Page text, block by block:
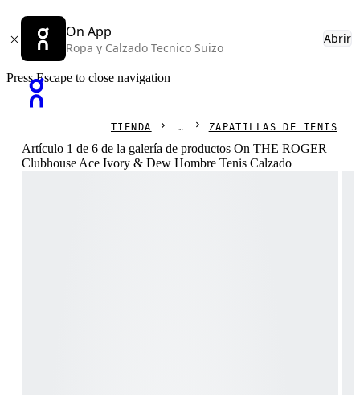
On App
Ropa y Calzado Tecnico Suizo
Abrir
Press Escape to close navigation
TIENDA ZAPATILLAS DE TENIS
Artículo 1 de 6 de la galería de productos On THE ROGER
Clubhouse Ace Ivory & Dew Hombre Tenis Calzado